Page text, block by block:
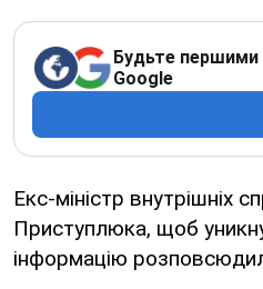
Будьте першими
Google
Екс-міністр внутрішніх
Приступлюка, щоб
інформацію